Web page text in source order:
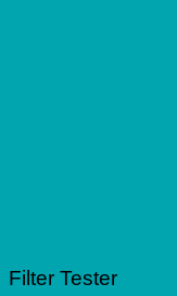
Filter Tester